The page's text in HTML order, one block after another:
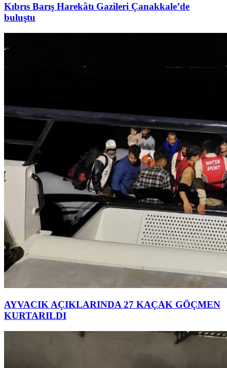
Kıbrıs Barış Harekâtı Gazileri Çanakkale’de
buluştu
AYVACIK AÇIKLARINDA 27 KAÇAK GÖÇMEN
KURTARILDI